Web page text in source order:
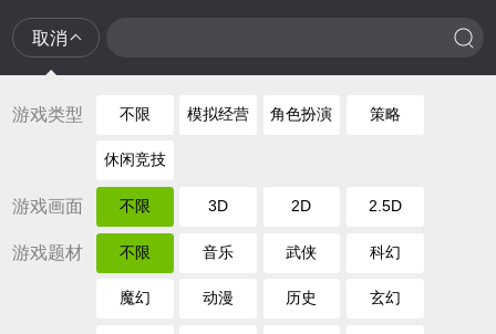
取消
游戏类型 不限 模拟经营 角色扮演 策略
休闲竞技
游戏画面 不限 3D 2D 2.5D
游戏题材 不限 音乐 武侠 科幻
魔幻 动漫 历史 玄幻